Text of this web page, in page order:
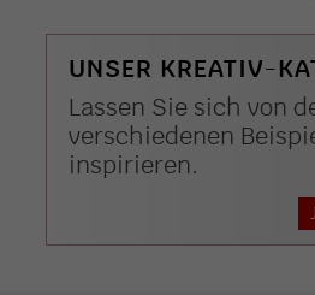
UNSER KREATIV-
Lassen Sie sich von
verschiedenen
inspirieren.